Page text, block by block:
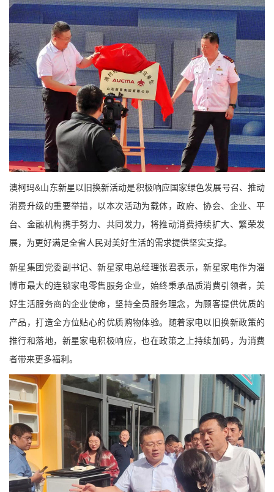
澳柯玛&山东新星以旧换新活动是积极响应国家绿色发展号召、推动
消费升级的重要举措，以本次活动为载体，政府、协会、企业、平
台、金融机构携手努力、共同发力，将推动消费持续扩大、繁荣发
展，为更好满足全省人民对美好生活的需求提供坚实支撑。
新星集团党委副书记、新星家电总经理张君表示，新星家电作为淄
博市最大的连锁家电零售服务企业，始终秉承品质消费引领者，美
好生活服务商的企业使命，坚持全员服务理念，为顾客提供优质的
产品，打造全方位贴心的优质购物体验。随着家电以旧换新政策的
推行和落地，新星家电积极响应，也在政策之上持续加码，为消费
者带来更多福利。